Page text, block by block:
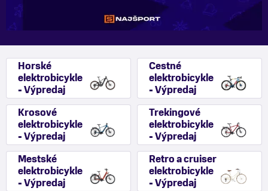
Horské
elektrobicykle
- Výpredaj
Cestné
elektrobicykle
- Výpredaj
Krosové
elektrobicykle
- Výpredaj
Trekingové
elektrobicykle
- Výpredaj
Mestské
elektrobicykle
- Výpredaj
Retro a cruiser
elektrobicykle
- Výpredaj